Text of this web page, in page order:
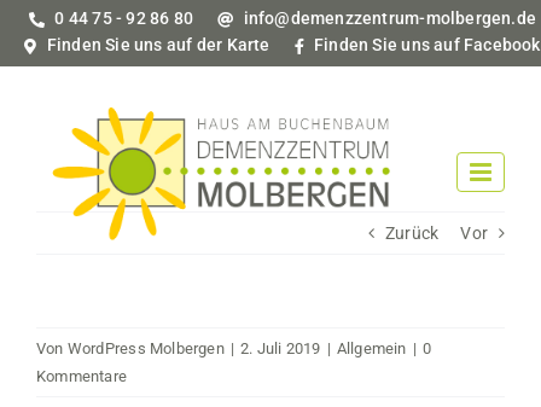
Zum
Inhalt
0 44 75 - 92 86 80
info@demenzzentrum-molbergen.de
Finden Sie uns auf der Karte
Finden Sie uns auf Facebook
Zurück Vor
Von WordPress Molbergen | 2. Juli 2019 | Allgemein | 0
Kommentare